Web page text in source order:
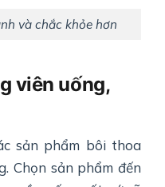
và chắc khỏe hơn
viên uống,
sản phẩm bôi thoa
Chọn sản phẩm đến